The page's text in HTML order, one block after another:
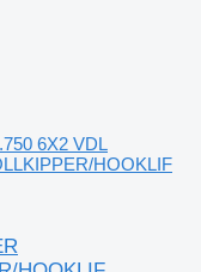
6X2 VDL
HOOKLIF